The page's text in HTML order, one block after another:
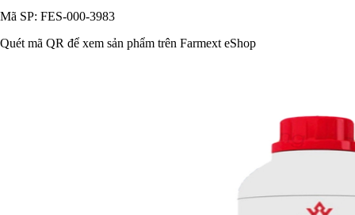
Mã SP: FES-000-3983
Quét mã QR để xem sản phẩm trên Farmext eShop